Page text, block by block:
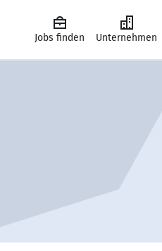
Jobs finden Unternehmen